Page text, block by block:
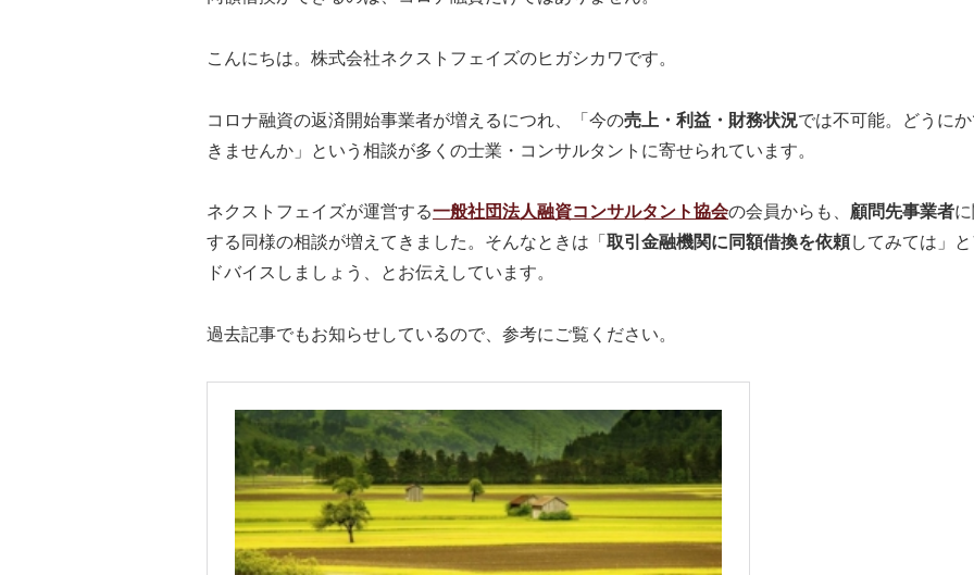
こんにちは。株式会社ネクストフェイズのヒガシカワです。
コロナ融資の返済開始事業者が増えるにつれ、「今の売上・利益・財務状況では不可能。どうに
きませんか」という相談が多くの士業・コンサルタントに寄せられています。
ネクストフェイズが運営する一般社団法人融資コンサルタント協会の会員からも、 顧問先事業者
する同様の相談が増えてきました。そんなときは「 取引金融機関に同額借換を依頼 してみては」
ドバイスしましょう、とお伝えしています。
過去記事でもお知らせしているので、参考にご覧ください。